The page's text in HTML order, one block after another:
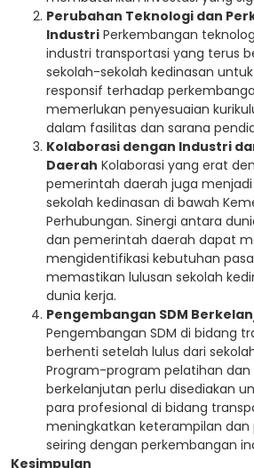
Perubahan Teknologi dan
Industri Perkembangan
industri transportasi yang terus
sekolah-sekolah kedinasan
responsif terhadap
memerlukan penyesuaian
dalam fasilitas dan sarana
Kolaborasi dengan Industri
Daerah Kolaborasi yang erat
pemerintah daerah juga
sekolah kedinasan di bawah
Perhubungan. Sinergi antara
dan pemerintah daerah dapat
mengidentifikasi kebutuhan
memastikan lulusan sekolah
dunia kerja.
Pengembangan SDM
Pengembangan SDM di bidang
berhenti setelah lulus dari
Program-program pelatihan
berkelanjutan perlu disediakan
para profesional di bidang
meningkatkan keterampilan
seiring dengan perkembangan
Kesimpulan